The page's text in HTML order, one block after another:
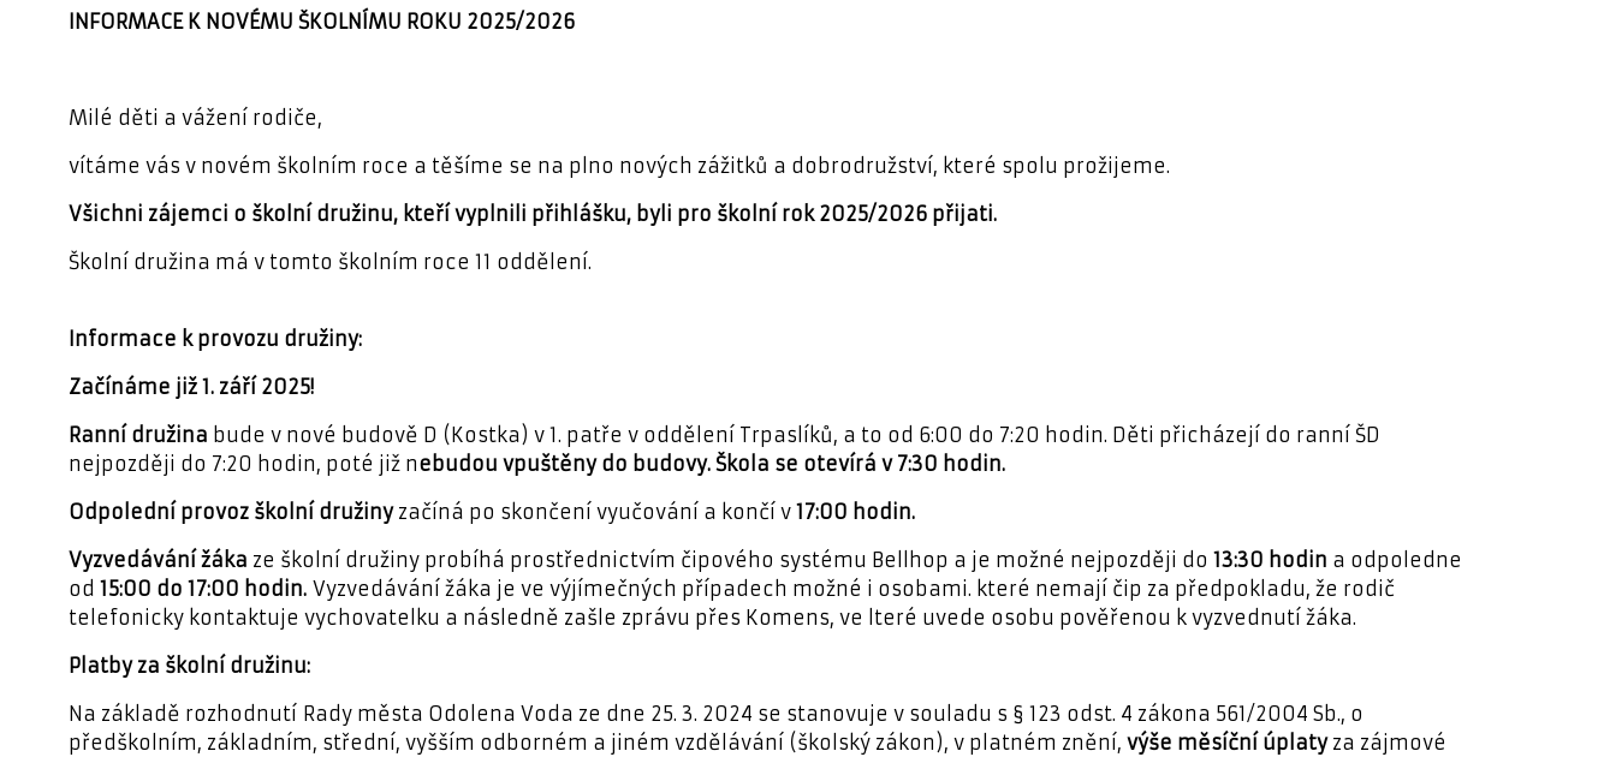
INFORMACE K NOVÉMU ŠKOLNÍMU ROKU 2025/2026
Milé děti a vážení rodiče,
vítáme vás v novém školním roce a těšíme se na plno nových zážitků a dobrodružství, které spolu prožijeme.
Všichni zájemci o školní družinu, kteří vyplnili přihlášku, byli pro školní rok 2025/2026 přijati.
Školní družina má v tomto školním roce 11 oddělení.
Informace k provozu družiny:
Začínáme již 1. září 2025!
Ranní družina bude v nové budově D (Kostka) v 1. patře v oddělení Trpaslíků, a to od 6:00 do 7:20 hodin. Děti přicházejí do ranní ŠD
nejpozději do 7:20 hodin, poté již nebudou vpuštěny do budovy. Škola se otevírá v 7:30 hodin.
Odpolední provoz školní družiny začíná po skončení vyučování a končí v 17:00 hodin.
Vyzvedávání žáka ze školní družiny probíhá prostřednictvím čipového systému Bellhop a je možné nejpozději do 13:30 hodin a odpoledne
od 15:00 do 17:00 hodin. Vyzvedávání žáka je ve výjímečných případech možné i osobami. které nemají čip za předpokladu, že rodič
telefonicky kontaktuje vychovatelku a následně zašle zprávu přes Komens, ve lteré uvede osobu pověřenou k vyzvednutí žáka.
Platby za školní družinu:
Na základě rozhodnutí Rady města Odolena Voda ze dne 25. 3. 2024 se stanovuje v souladu s § 123 odst. 4 zákona 561/2004 Sb., o
předškolním, základním, střední, vyšším odborném a jiném vzdělávání (školský zákon), v platném znění, výše měsíční úplatyza zájmové